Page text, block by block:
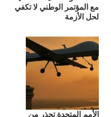
مع المؤتمر الوطني لا تكفي
لحل الأزمة
الأمم المتحدة تحذر من